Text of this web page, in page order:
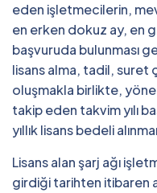
eden işletmecilerin,
en erken dokuz ay, en
başvuruda bulunması
lisans alma, tadil, suret
oluşmakla birlikte,
takip eden takvim yılı
yıllık lisans bedeli
Lisans alan şarj ağı
girdiği tarihten itibaren